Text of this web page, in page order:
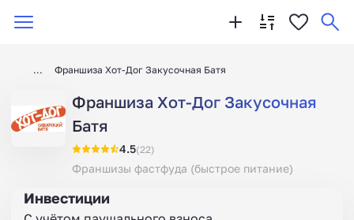
Франшиза Хот-Дог Закусочная Батя
Франшиза Хот-Дог Закусочная
Батя
4.5(22)
Франшизы фастфуда (быстрое питание)
Инвестиции